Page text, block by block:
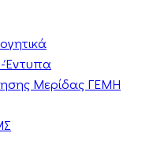
Μερίδας ΓΕΜΗ